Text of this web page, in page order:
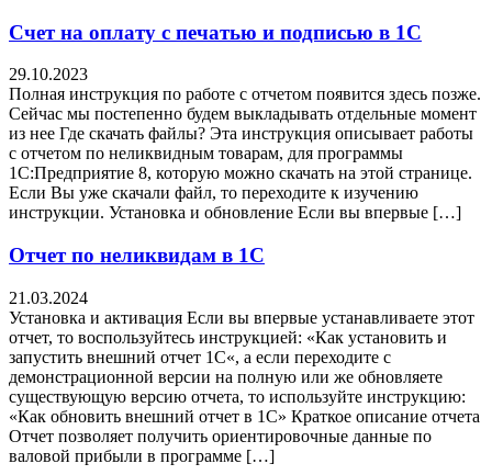
Счет на оплату с печатью и подписью в 1С
29.10.2023
Полная инструкция по работе с отчетом появится здесь позже.
Сейчас мы постепенно будем выкладывать отдельные момент
из нее Где скачать файлы? Эта инструкция описывает работы
с отчетом по неликвидным товарам, для программы
1С:Предприятие 8, которую можно скачать на этой странице.
Если Вы уже скачали файл, то переходите к изучению
инструкции. Установка и обновление Если вы впервые […]
Отчет по неликвидам в 1С
21.03.2024
Установка и активация Если вы впервые устанавливаете этот
отчет, то воспользуйтесь инструкцией: «Как установить и
запустить внешний отчет 1С«, а если переходите с
демонстрационной версии на полную или же обновляете
существующую версию отчета, то используйте инструкцию:
«Как обновить внешний отчет в 1С» Краткое описание отчета
Отчет позволяет получить ориентировочные данные по
валовой прибыли в программе […]